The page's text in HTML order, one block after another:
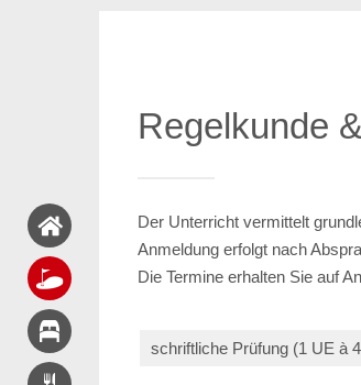
Regelkunde
Der Unterricht vermittelt
Anmeldung erfolgt nach
Die Termine erhalten Sie auf
schriftliche Prüfung (1 UE à